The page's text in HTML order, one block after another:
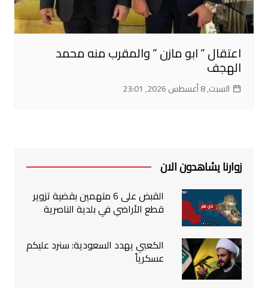
اعتقال ” ابو مازن ” والمقرب منه محمد
الهجف
السبت, 8 أغسطس 2026, 23:01
زوارنا يشاهدون الان
القبض على 6 متهمين بقضية تزوير
قطع الأراضي في بلدية الناصرية
الكعبي يهدد السعودية: سنرد عليكم
عسكرياً